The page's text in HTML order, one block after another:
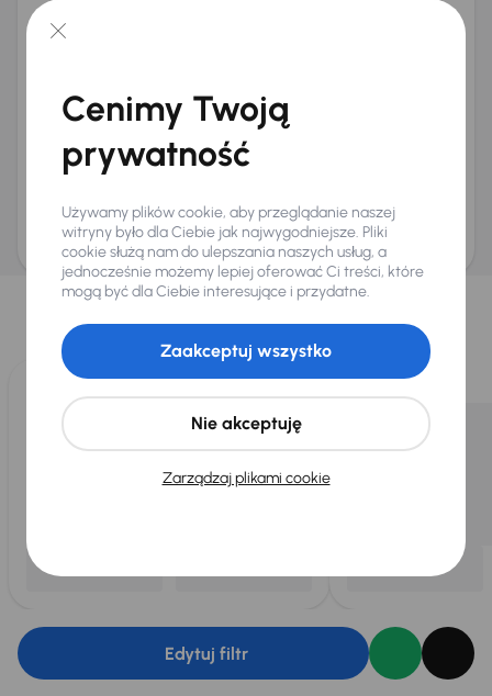
E-mail
Na numer telefonu (opcjonalnie)
Wyślij zapytanie
ani zagwarantowaną dostępnością pojazdu. AURES Holdings a.s., z siedzibą
Dopraváků 874/15, Čimice, 184 00 Praga 8, będzie przechowywać i przetwarzać
Twoje dane osobowe zgodnie z zasadami ochrony i przetwarzaniadanych
osobowych
Wybraliśmy dla Ciebie
Wybieramy dla Ciebienajlepsze pojazdyz naszej oferty. Kupimy
dla Ciebiedo 400 pojazdówkażdego dnia.
Edytuj filtr
Cenimy Twoją
prywatność
Używamy plików cookie, aby przeglądanie naszej
witryny było dla Ciebie jak najwygodniejsze. Pliki
cookie służą nam do ulepszania naszych usług, a
jednocześnie możemy lepiej oferować Ci treści, które
mogą być dla Ciebie interesujące i przydatne.
Zarządzaj plikami cookie
Nie akceptuję
Zaakceptuj wszystko